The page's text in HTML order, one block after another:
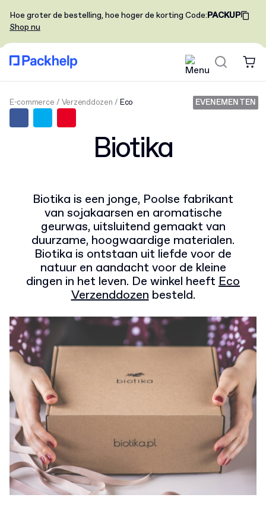
Hoe groter de bestelling, hoe hoger de korting Code:PACKUP
Shop nu
Biotika
E-commerce Verzenddozen Eco EVENEMENTEN
Biotika is een jonge, Poolse fabrikant
van sojakaarsen en aromatische
geurwas, uitsluitend gemaakt van
duurzame, hoogwaardige materialen.
Biotika is ontstaan uit liefde voor de
natuur en aandacht voor de kleine
dingen in het leven. De winkel heeft Eco
Verzenddozenbesteld.